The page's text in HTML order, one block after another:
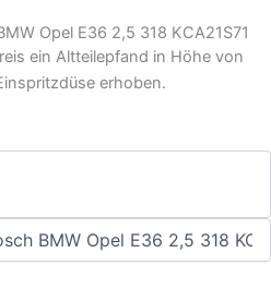
Opel E36 2,5 318 KCA21S71
ein Altteilepfand in Höhe von
erhoben.